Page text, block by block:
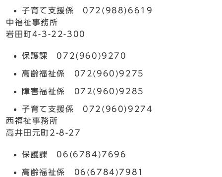
子育て支援係 072(988)6619
中福祉事務所
岩田町4-3-22-300
保護課 072(960)9270
高齢福祉係 072(960)9275
障害福祉係 072(960)9285
子育て支援係 072(960)9274
西福祉事務所
高井田元町2-8-27
保護課 06(6784)7696
高齢福祉係 06(6784)7981